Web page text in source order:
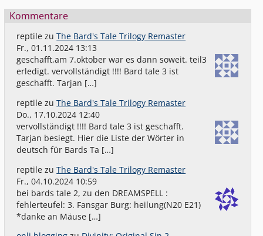
Kommentare
reptile zuThe Bard's Tale Trilogy Remaster
Fr., 01.11.2024 13:13
geschafft,am 7.oktober war es dann soweit. teil3
erledigt. vervollständigt !!!! Bard tale 3 ist
geschafft. Tarjan […]
reptile zuThe Bard's Tale Trilogy Remaster
Do., 17.10.2024 12:40
vervollständigt !!!! Bard tale 3 ist geschafft.
Tarjan besiegt. Hier die Liste der Wörter in
deutsch für Bards Ta […]
reptile zuThe Bard's Tale Trilogy Remaster
Fr., 04.10.2024 10:59
bei bards tale 2, zu den DREAMSPELL :
fehlerteufel: 3. Fansgar Burg: heilung(N20 E21)
*danke an Mäuse […]